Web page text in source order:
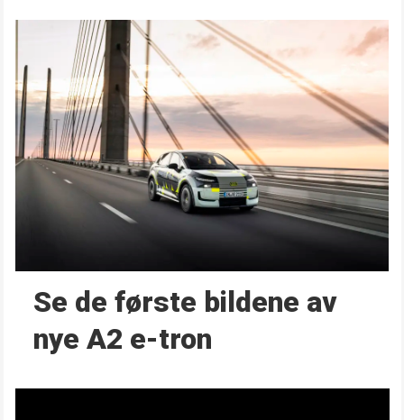
Se de første bildene av
nye A2 e-tron